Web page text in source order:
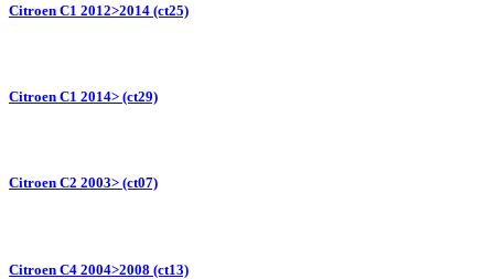
Citroen C1 2012>2014 (ct25)
Citroen C1 2014> (ct29)
Citroen C2 2003> (ct07)
Citroen C4 2004>2008 (ct13)